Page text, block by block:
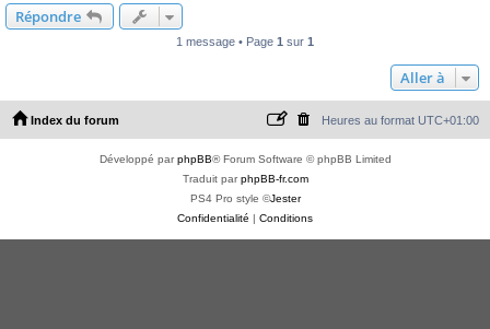
Répondre
1 message • Page 1 sur 1
Aller à
Index du forum Heures au format UTC+01:00
Développé parphpBB® Forum Software © phpBB Limited
Traduit parphpBB-fr.com
PS4 Pro style ©Jester
Confidentialité | Conditions